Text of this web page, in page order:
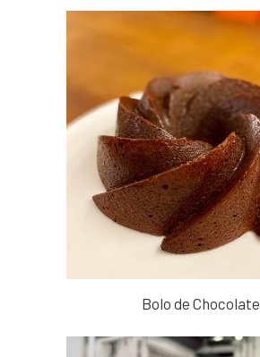
Bolo de Chocolate